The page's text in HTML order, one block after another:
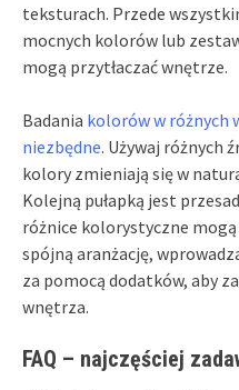
teksturach. Przede
mocnych kolorów lub
mogą przytłaczać wnętrze.
Badania kolorów w różnych
niezbędne. Używaj różnych
kolory zmieniają się w
Kolejną pułapką jest
różnice kolorystyczne
spójną aranżację,
za pomocą dodatków, aby
wnętrza.
FAQ – najczęściej